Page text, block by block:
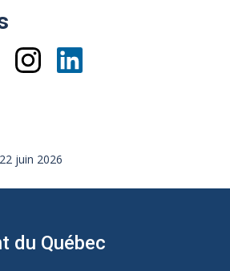
juin 2026
du Québec